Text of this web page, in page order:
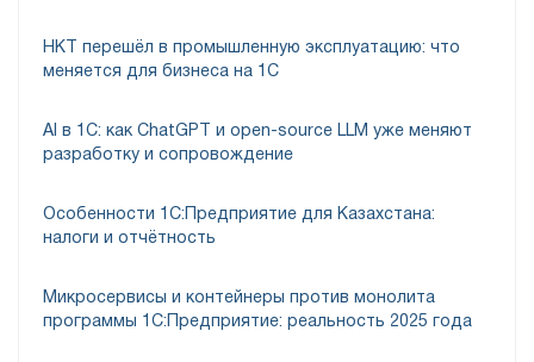
НКТ перешёл в промышленную эксплуатацию: что
меняется для бизнеса на 1С
AI в 1С: как ChatGPT и open-source LLM уже меняют
разработку и сопровождение
Особенности 1С:Предприятие для Казахстана:
налоги и отчётность
Микросервисы и контейнеры против монолита
программы 1C:Предприятие: реальность 2025 года